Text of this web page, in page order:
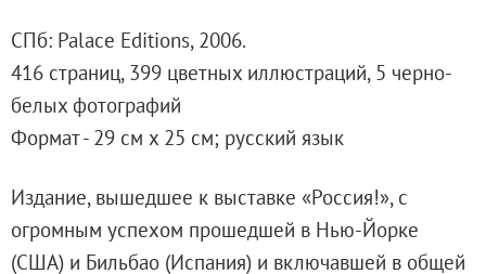
Фёдор Васильев. К 175-летию со дня
Посетителям
Справочная информация
Адреса и часы работы
О билетах, льготах и услугах
Правила покупки и возврата билетов
Правила посещения музея
СПб: Раlасе Editions, 2006.
416 страниц, 399 цветных иллюстраций, 5 черно-
белых фотографий
Формат - 29 см х 25 см; русский язык
Издание, вышедшее к выставке «Россия!», с
огромным успехом прошедшей в Нью-Йорке
(США) и Бильбао (Испания) и включавшей в общей